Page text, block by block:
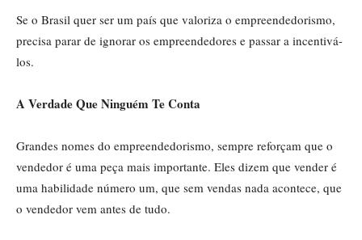
Se o Brasil quer ser um país que valoriza o empreendedorismo,
precisa parar de ignorar os empreendedores e passar a incentivá-
los.
A Verdade Que Ninguém Te Conta
Grandes nomes do empreendedorismo, sempre reforçam que o
vendedor é uma peça mais importante. Eles dizem que vender é
uma habilidade número um, que sem vendas nada acontece, que
o vendedor vem antes de tudo.